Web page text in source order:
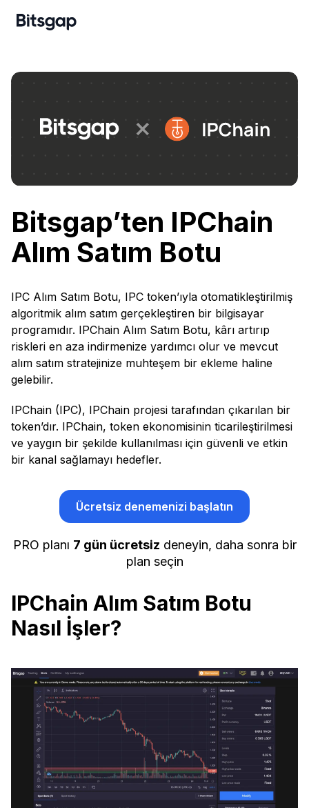
Bitsgap’ten IPChain
Alım Satım Botu
IPC Alım Satım Botu, IPC token’ıyla otomatikleştirilmiş
algoritmik alım satım gerçekleştiren bir bilgisayar
programıdır. IPChain Alım Satım Botu, kârı artırıp
riskleri en aza indirmenize yardımcı olur ve mevcut
alım satım stratejinize muhteşem bir ekleme haline
gelebilir.
IPChain (IPC), IPChain projesi tarafından çıkarılan bir
token’dır. IPChain, token ekonomisinin ticarileştirilmesi
ve yaygın bir şekilde kullanılması için güvenli ve etkin
bir kanal sağlamayı hedefler.
Ücretsiz denemenizi başlatın
PRO planı 7 gün ücretsiz deneyin, daha sonra bir
plan seçin
IPChain Alım Satım Botu
Nasıl İşler?